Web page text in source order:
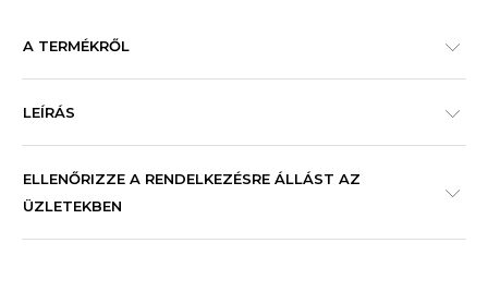
A TERMÉKRŐL
LEÍRÁS
ELLENŐRIZZE A RENDELKEZÉSRE ÁLLÁST AZ
ÜZLETEKBEN